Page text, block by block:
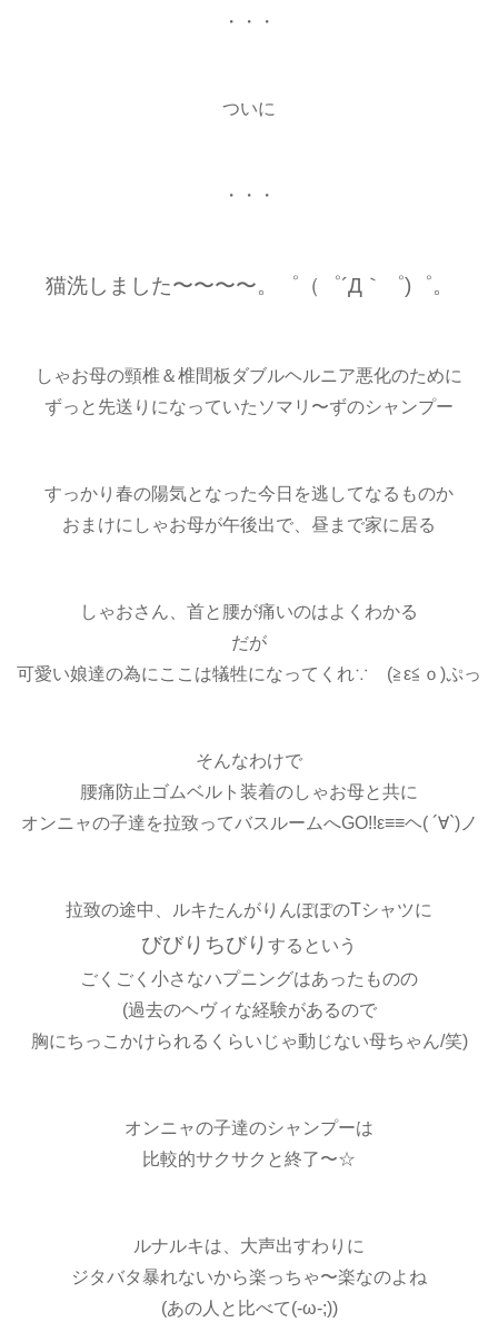
・・・
ついに
・・・
猫洗しました〜〜〜〜。゜（゜´Д｀゜)゜。
しゃお母の頸椎＆椎間板ダブルヘルニア悪化のために
ずっと先送りになっていたソマリ〜ずのシャンプー
すっかり春の陽気となった今日を逃してなるものか
おまけにしゃお母が午後出で、昼まで家に居る
しゃおさん、首と腰が痛いのはよくわかる
だが
可愛い娘達の為にここは犠牲になってくれ∵ゞ(≧ε≦ｏ)ぷっ
そんなわけで
腰痛防止ゴムベルト装着のしゃお母と共に
オンニャの子達を拉致ってバスルームへGO!!ε≡≡ヘ( ´∀`)ノ
拉致の途中、ルキたんがりんぽぽのTシャツに
びびりちびり するという
ごくごく小さなハプニングはあったものの
(過去のヘヴィな経験があるので
胸にちっこかけられるくらいじゃ動じない母ちゃん/笑)
オンニャの子達のシャンプーは
比較的サクサクと終了〜☆
ルナルキは、大声出すわりに
ジタバタ暴れないから楽っちゃ〜楽なのよね
(あの人と比べて(-ω-;))